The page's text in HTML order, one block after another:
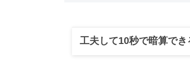
グルメ、ギャグ、子育